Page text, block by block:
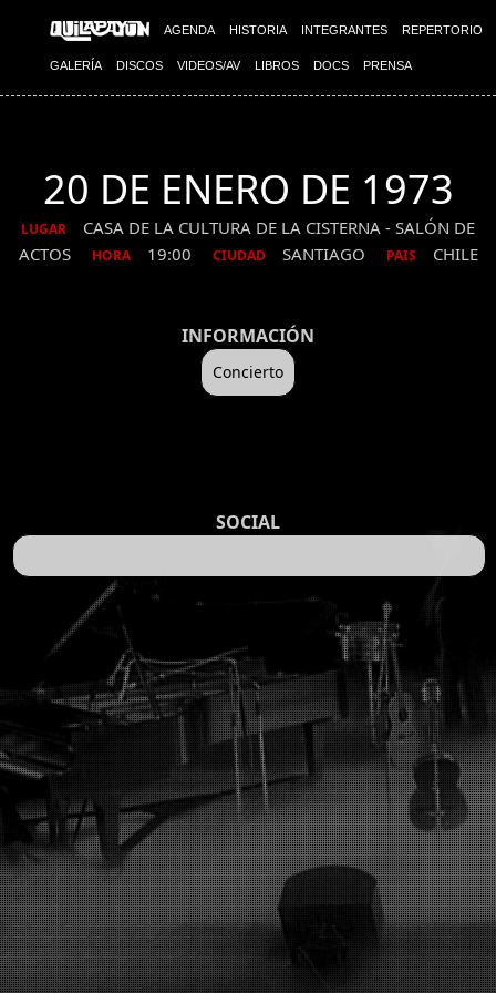
AGENDA HISTORIA INTEGRANTES REPERTORIO
GALERÍA DISCOS VIDEOS/AV LIBROS DOCS PRENSA
20 DE ENERO DE 1973
LUGAR
CASA DE LA CULTURA DE LA CISTERNA - SALÓN DE
ACTOS
HORA 19:00 CIUDAD SANTIAGO PAIS CHILE
INFORMACIÓN
Concierto
SOCIAL